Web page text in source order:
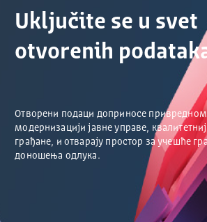
Uključite se u svet
otvorenih
Отворени подаци доприносе привредном
модернизацији јавне управе,
грађане, и отварају простор за учешће
доношења одлука.